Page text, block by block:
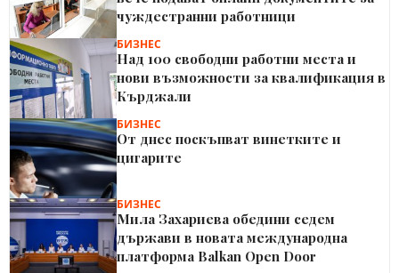
чуждестранни работници
БИЗНЕС
Над 100 свободни работни места и
нови възможности за квалификация в
Кърджали
БИЗНЕС
От днес поскъпват винетките и
цигарите
БИЗНЕС
Мила Захариева обедини седем
държави в новата международна
платформа Balkan Open Door